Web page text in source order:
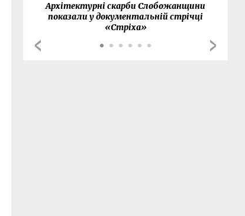
Архітектурні скарби Слобожанщини
показали у документальній стрічці
«Стріха»